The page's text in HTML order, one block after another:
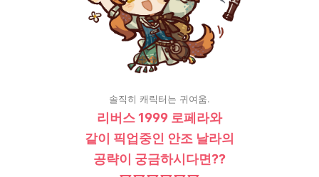
솔직히 캐릭터는 귀여움.
리버스 1999 로페라와
같이 픽업중인 안조 날라의
공략이 궁금하시다면??